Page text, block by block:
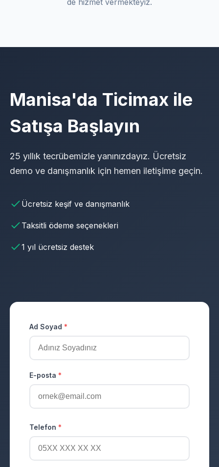
de hizmet vermekteyiz.
Manisa'da Ticimax ile
Satışa Başlayın
25 yıllık tecrübemizle yanınızdayız. Ücretsiz
demo ve danışmanlık için hemen iletişime geçin.
Ücretsiz keşif ve danışmanlık
Taksitli ödeme seçenekleri
1 yıl ücretsiz destek
Ad Soyad *
E-posta *
Telefon *